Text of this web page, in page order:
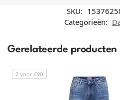
SKU:
Categorieën:
Gerelateerde producten
2 voor €90